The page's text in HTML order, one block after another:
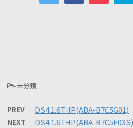
-未分類
PREV DS4 1.6THP(ABA-B7C5G01)
NEXT DS4 1.6THP(ABA-B7C5F03S)